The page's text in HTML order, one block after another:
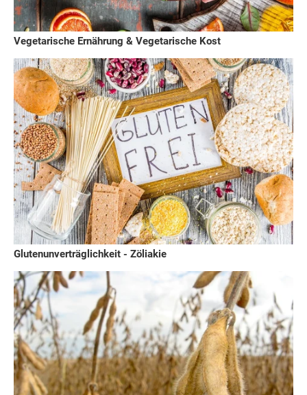
Vegetarische Ernährung & Vegetarische Kost
Glutenunverträglichkeit - Zöliakie